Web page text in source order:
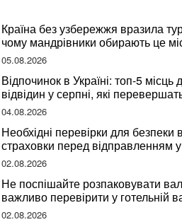
Країна без узбережжя вразила
чому мандрівники обирають це
відпочинок
05.08.2026
Відпочинок в Україні: топ-5 місць
відвідин у серпні, які
закордонні враження
04.08.2026
Необхідні перевірки для безпеки
страховки перед відправленням у
подорож
02.08.2026
Не поспішайте розпаковувати
важливо перевірити у готельній
за словами досвідченої
02.08.2026